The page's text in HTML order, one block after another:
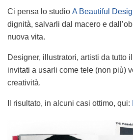
Ci pensa lo studio A Beautiful
dignità, salvarli dal macero e
nuova vita.
Designer, illustratori, artisti da tutto
invitati a usarli come tele (non più)
creatività.
Il risultato, in alcuni casi ottimo, qui: